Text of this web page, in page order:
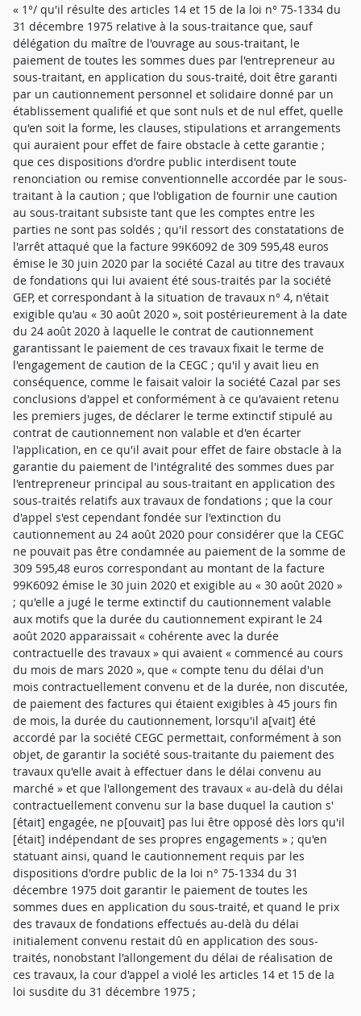
« 1°/ qu'il résulte des articles 14 et 15 de la loi n° 75-1334 du
31 décembre 1975 relative à la sous-traitance que, sauf
délégation du maître de l'ouvrage au sous-traitant, le
paiement de toutes les sommes dues par l'entrepreneur au
sous-traitant, en application du sous-traité, doit être garanti
par un cautionnement personnel et solidaire donné par un
établissement qualifié et que sont nuls et de nul effet, quelle
qu'en soit la forme, les clauses, stipulations et arrangements
qui auraient pour effet de faire obstacle à cette garantie ;
que ces dispositions d'ordre public interdisent toute
renonciation ou remise conventionnelle accordée par le sous-
traitant à la caution ; que l'obligation de fournir une caution
au sous-traitant subsiste tant que les comptes entre les
parties ne sont pas soldés ; qu'il ressort des constatations de
l'arrêt attaqué que la facture 99K6092 de 309 595,48 euros
émise le 30 juin 2020 par la société Cazal au titre des travaux
de fondations qui lui avaient été sous-traités par la société
GEP, et correspondant à la situation de travaux n° 4, n'était
exigible qu'au « 30 août 2020 », soit postérieurement à la date
du 24 août 2020 à laquelle le contrat de cautionnement
garantissant le paiement de ces travaux fixait le terme de
l'engagement de caution de la CEGC ; qu'il y avait lieu en
conséquence, comme le faisait valoir la société Cazal par ses
conclusions d'appel et conformément à ce qu'avaient retenu
les premiers juges, de déclarer le terme extinctif stipulé au
contrat de cautionnement non valable et d'en écarter
l'application, en ce qu'il avait pour effet de faire obstacle à la
garantie du paiement de l'intégralité des sommes dues par
l'entrepreneur principal au sous-traitant en application des
sous-traités relatifs aux travaux de fondations ; que la cour
d'appel s'est cependant fondée sur l'extinction du
cautionnement au 24 août 2020 pour considérer que la CEGC
ne pouvait pas être condamnée au paiement de la somme de
309 595,48 euros correspondant au montant de la facture
99K6092 émise le 30 juin 2020 et exigible au « 30 août 2020 »
; qu'elle a jugé le terme extinctif du cautionnement valable
aux motifs que la durée du cautionnement expirant le 24
août 2020 apparaissait « cohérente avec la durée
contractuelle des travaux » qui avaient « commencé au cours
du mois de mars 2020 », que « compte tenu du délai d'un
mois contractuellement convenu et de la durée, non discutée,
de paiement des factures qui étaient exigibles à 45 jours fin
de mois, la durée du cautionnement, lorsqu'il a[vait] été
accordé par la société CEGC permettait, conformément à son
objet, de garantir la société sous-traitante du paiement des
travaux qu'elle avait à effectuer dans le délai convenu au
marché » et que l'allongement des travaux « au-delà du délai
contractuellement convenu sur la base duquel la caution s'
[était] engagée, ne p[ouvait] pas lui être opposé dès lors qu'il
[était] indépendant de ses propres engagements » ; qu'en
statuant ainsi, quand le cautionnement requis par les
dispositions d'ordre public de la loi n° 75-1334 du 31
décembre 1975 doit garantir le paiement de toutes les
sommes dues en application du sous-traité, et quand le prix
des travaux de fondations effectués au-delà du délai
initialement convenu restait dû en application des sous-
traités, nonobstant l'allongement du délai de réalisation de
ces travaux, la cour d'appel a violé les articles 14 et 15 de la
loi susdite du 31 décembre 1975 ;